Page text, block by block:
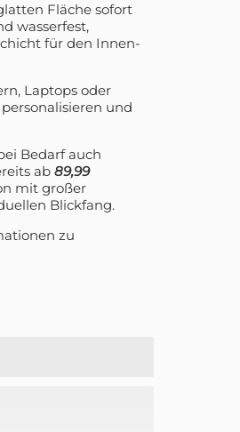
Fläche sofort
wasserfest,
für den Innen-
Laptops oder
und
Bedarf auch
ab 89,99
mit großer
Blickfang.
zu